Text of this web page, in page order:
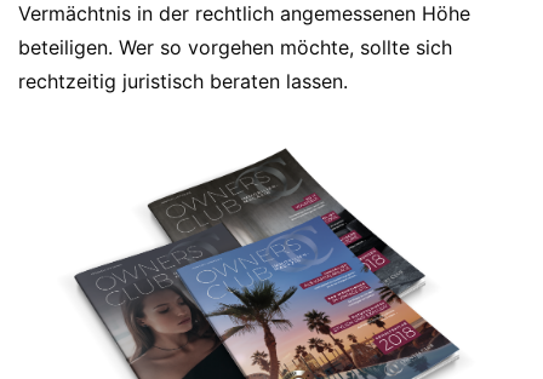
Vermächtnis in der rechtlich angemessenen Höhe
beteiligen. Wer so vorgehen möchte, sollte sich
rechtzeitig juristisch beraten lassen.